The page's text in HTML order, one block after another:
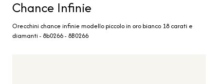
Chance Infinie
Orecchini chance infinie modello piccolo in oro bianco 18 carati e
diamanti - 8b0266 - 8B0266